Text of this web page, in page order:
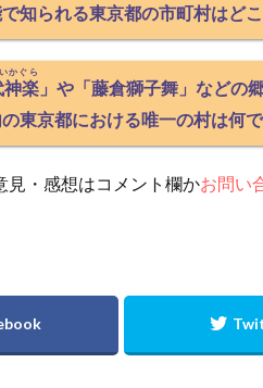
知られる東京都の市町村はど
神楽
かぐら
」や「藤倉獅子舞」などの
東京都における唯一の村は何
見・感想はコメント欄かお問い